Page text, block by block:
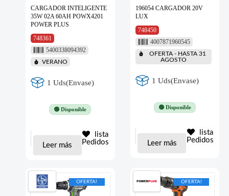
CARGADOR INTELIGENTE
35W 02A 60AH POWX4201
POWER PLUS
748361
5400338094392
VERANO
1 Uds(Envase)
🟢 Disponible
Leer más
lista
Pedidos
196054 CARGADOR 20V
LUX
748450
4007871960545
OFERTA - HASTA 31
AGOSTO
1 Uds(Envase)
🟢 Disponible
Leer más
lista
Pedidos
OFERTA! OFERTA!